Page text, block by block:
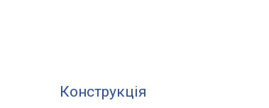
Конструкція